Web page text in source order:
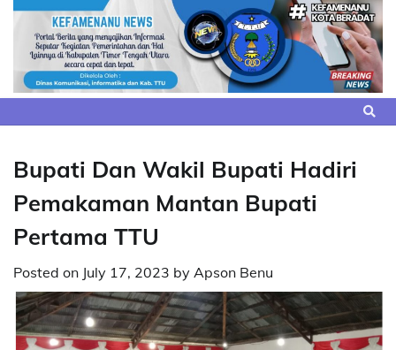
Skip
content
Bupati Dan Wakil Bupati Hadiri
Pemakaman Mantan Bupati
Pertama TTU
Posted on July 17, 2023 by Apson Benu